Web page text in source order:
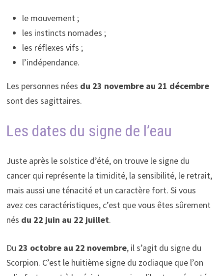
le mouvement ;
les instincts nomades ;
les réflexes vifs ;
l’indépendance.
Les personnes nées du 23 novembre au 21 décembre
sont des sagittaires.
Les dates du signe de l’eau
Juste après le solstice d’été, on trouve le signe du
cancer qui représente la timidité, la sensibilité, le retrait,
mais aussi une ténacité et un caractère fort. Si vous
avez ces caractéristiques, c’est que vous êtes sûrement
nés du 22 juin au 22 juillet.
Du 23 octobre au 22 novembre, il s’agit du signe du
Scorpion. C’est le huitième signe du zodiaque que l’on